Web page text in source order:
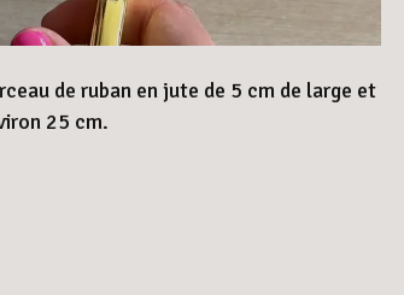
de ruban en jute de 5 cm de large et
25 cm.